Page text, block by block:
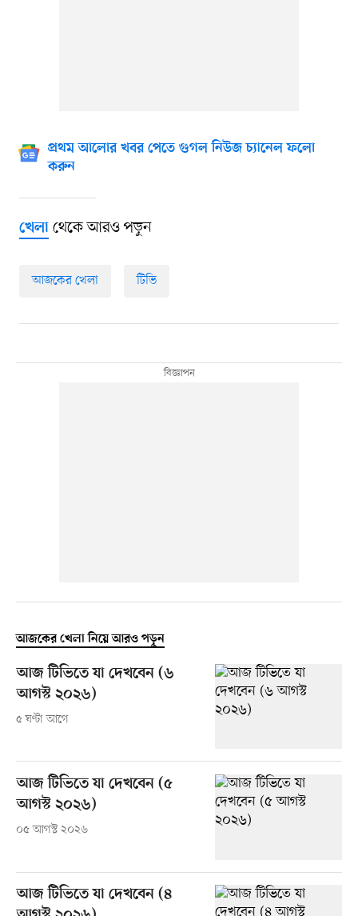
প্রথম আলোর খবর পেতে গুগল নিউজ চ্যানেল ফলো
করুন
খেলাথেকে আরও পড়ুন
আজকের খেলা টিভি
আজকের খেলা নিয়ে আরও পড়ুন
আজ টিভিতে যা দেখবেন (৬
আগস্ট ২০২৬)
৫ ঘণ্টা আগে
আজ টিভিতে যা দেখবেন (৫
আগস্ট ২০২৬)
০৫ আগস্ট ২০২৬
আজ টিভিতে যা দেখবেন (৪